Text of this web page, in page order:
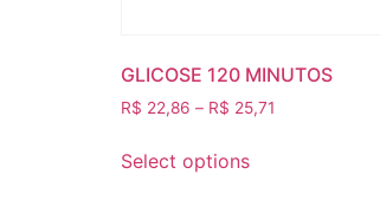
GLICOSE 120 MINUTOS
R$ 22,86 – R$ 25,71
Select options